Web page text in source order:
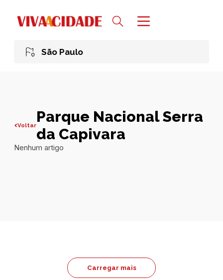
São Paulo
VoltarParque Nacional Serra
da Capivara
Nenhum artigo
Carregar mais